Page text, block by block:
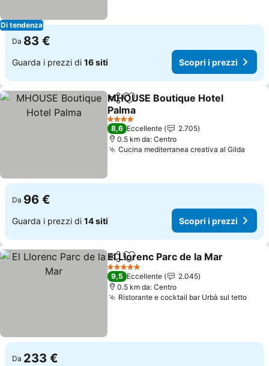
Di tendenza
Da 83 €
Guarda i prezzi di 16 siti Scopri i prezzi
CondividiAggiungi ai preferiti
MHOUSE Boutique Hotel
Palma
Scopri i prezzi
4 Stelle
8,6 Eccellente
2.705
0.5 km da: Centro
Cucina mediterranea creativa al Gilda
Da 96 €
Guarda i prezzi di 14 siti Scopri i prezzi
CondividiAggiungi ai preferiti
El Llorenc Parc de la Mar
5 Stelle
9,5 Eccellente
2.045
0.5 km da: Centro
Ristorante e cocktail bar Urbà sul tetto
Da 233 €